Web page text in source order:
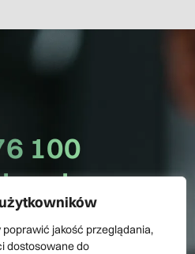
jakość przeglądania,
dostosowane do
100
biznesu